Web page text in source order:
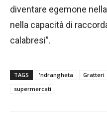
diventare egemone
nella capacità di
calabresi”.
TAGS 'ndrangheta Gratteri
supermercati